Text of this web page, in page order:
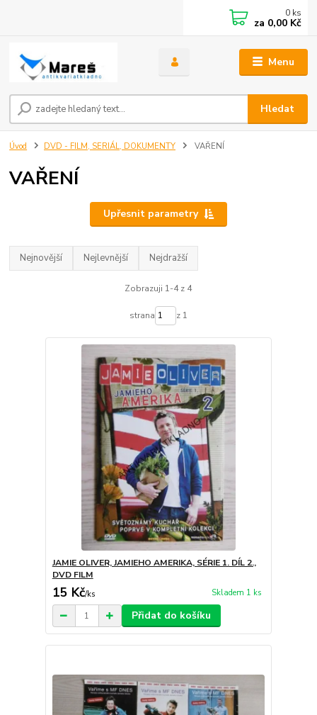
Menu
Hledat
0 ks
za 0,00 Kč
Úvod DVD - FILM, SERIÁL, DOKUMENTY VAŘENÍ
VAŘENÍ
Upřesnit parametry
Nejnovější Nejlevnější Nejdražší
Zobrazuji 1-4 z 4
strana z 1
JAMIE OLIVER, JAMIEHO AMERIKA, SÉRIE 1. DÍL 2.,
DVD FILM
15 Kč/ks Skladem 1 ks
Přidat do košíku